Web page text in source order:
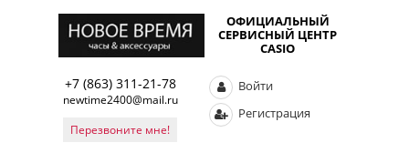
ОФИЦИАЛЬНЫЙ
СЕРВИСНЫЙ ЦЕНТР
CASIO
+7 (863) 311-21-78
newtime2400@mail.ru
Перезвоните мне!
Войти
Регистрация